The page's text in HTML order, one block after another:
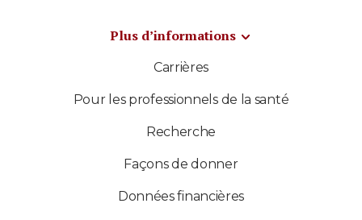
Plus d’informations
Carrières
Pour les professionnels de la santé
Recherche
Façons de donner
Données financières